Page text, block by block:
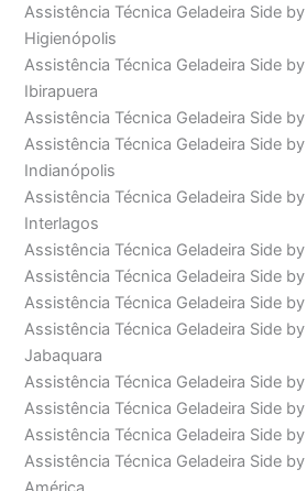
Assistência Técnica Geladeira Side
Higienópolis
Assistência Técnica Geladeira Side
Ibirapuera
Assistência Técnica Geladeira Side
Assistência Técnica Geladeira Side
Indianópolis
Assistência Técnica Geladeira Side
Interlagos
Assistência Técnica Geladeira Side
Assistência Técnica Geladeira Side
Assistência Técnica Geladeira Side
Assistência Técnica Geladeira Side
Jabaquara
Assistência Técnica Geladeira Side
Assistência Técnica Geladeira Side
Assistência Técnica Geladeira Side
Assistência Técnica Geladeira Side